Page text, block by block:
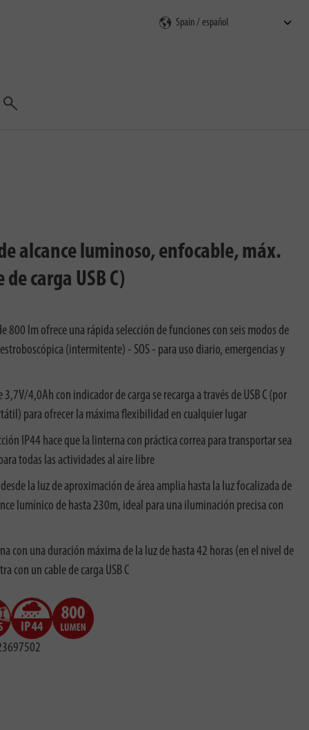
Buscar
alcance luminoso, enfocable, máx.
carga USB C)
800 lm ofrece una rápida selección de funciones con seis modos de
(intermitente) - SOS - para uso diario, emergencias y
4,0Ah con indicador de carga se recarga a través de USB C (por
para ofrecer la máxima flexibilidad en cualquier lugar
IP44 hace que la linterna con práctica correa para transportar sea
todas las actividades al aire libre
la luz de aproximación de área amplia hasta la luz focalizada de
lumínico de hasta 230m, ideal para una iluminación precisa con
con una duración máxima de la luz de hasta 42 horas (en el nivel de
con un cable de carga USB C